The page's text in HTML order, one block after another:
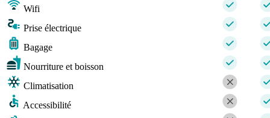
Wifi
Prise électrique
Bagage
Nourriture et boisson
Climatisation
Accessibilité